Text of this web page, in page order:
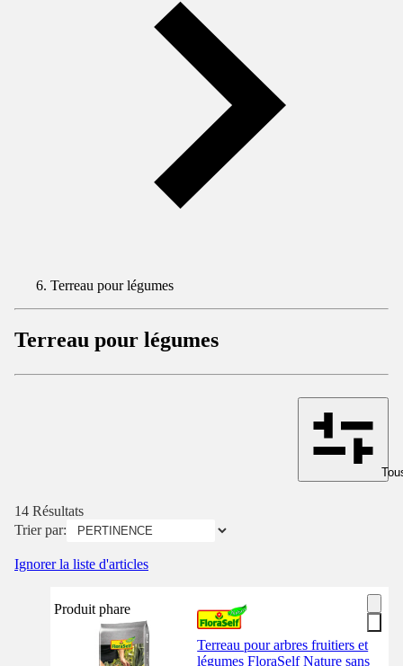
Terreau pour légumes
Terreau pour légumes
14 Résultats
Trier par:
Ignorer la liste d'articles
Produit phare
Terreau pour arbres fruitiers et
légumes FloraSelf Nature sans